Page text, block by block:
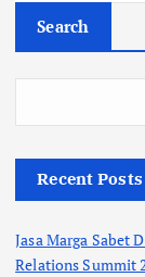
Search
Recent Posts
Jasa Marga Sabet
Relations Summit